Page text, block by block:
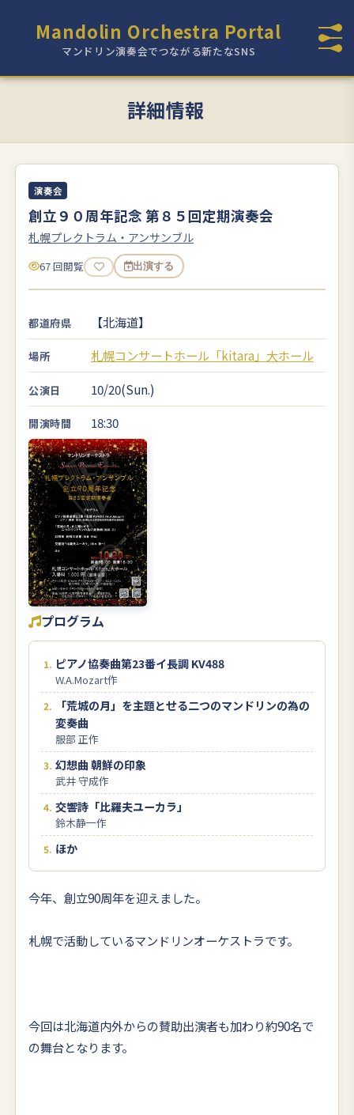
Mandolin Orchestra Portal
マンドリン演奏会でつながる新たなSNS
詳細情報
演奏会
創立９０周年記念 第８５回定期演奏会
札幌プレクトラム・アンサンブル
67 回閲覧 出演する
都道府県 【北海道】
場所 札幌コンサートホール「kitara」大ホール
公演日 10/20(Sun.)
開演時間 18:30
プログラム
ピアノ協奏曲第23番イ長調 KV488
W.A.Mozart作
「荒城の月」を主題とせる二つのマンドリンの為の
変奏曲
服部 正作
幻想曲 朝鮮の印象
武井 守成作
交響詩「比羅夫ユーカラ」
鈴木静一作
ほか
今年、創立90周年を迎えました。
札幌で活動しているマンドリンオーケストラです。
今回は北海道内外からの賛助出演者も加わり約90名で
の舞台となります。